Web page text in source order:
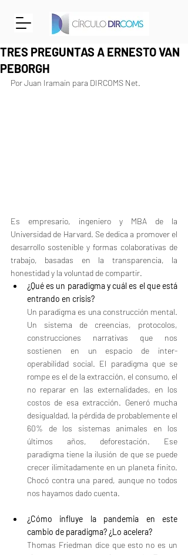
TRES PREGUNTAS A ERNESTO VAN
PEBORGH
Por Juan Iramain para DIRCOMS Net.
Es empresario, ingeniero y MBA de la
Universidad de Harvard. Se dedica a promover el
desarrollo sostenible y formas colaborativas de
trabajo, basadas en la transparencia, la
honestidad y la voluntad de compartir.
¿Qué es un paradigma y cuál es el que está
entrando en crisis?
Un paradigma es una construcción mental.
Un sistema de creencias, protocolos,
construcciones narrativas que nos
sostienen en un espacio de inter-
operabilidad social. El paradigma que se
rompe es el de la extracción, el consumo, el
no reparar en las externalidades, en los
costos de esa extracción. Generó mucha
desigualdad, la pérdida de probablemente el
60% de los sistemas animales en los
últimos años, deforestación. Ese
paradigma tiene la ilusión de que se puede
crecer ilimitadamente en un planeta finito.
Chocó contra una pared, aunque no todos
nos hayamos dado cuenta.
¿Cómo influye la pandemia en este
cambio de paradigma? ¿Lo acelera?
Thomas Friedman dice que esto no es un